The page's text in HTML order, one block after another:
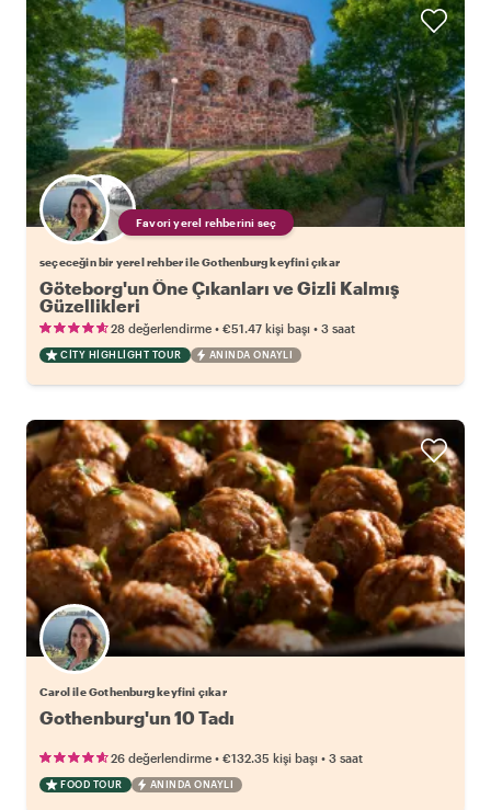
Favori yerel rehberini seç
seçeceğin bir yerel rehber ile Gothenburg keyfini çıkar
Göteborg'un Öne Çıkanları ve Gizli Kalmış
Güzellikleri
28 değerlendirme • €51.47 kişi başı • 3 saat
CITY HIGHLIGHT TOUR ANINDA ONAYLI
Carol ile Gothenburg keyfini çıkar
Gothenburg'un 10 Tadı
26 değerlendirme • €132.35 kişi başı • 3 saat
FOOD TOUR ANINDA ONAYLI